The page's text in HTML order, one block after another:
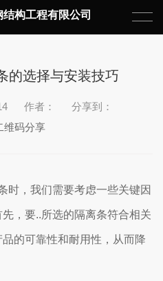
构工程有限公司
的选择与安装技巧
作者：
分享到：
维码分享
时，我们需要考虑一些关键因
，要..所选的隔离条符合相关
的可靠性和耐用性，从而降